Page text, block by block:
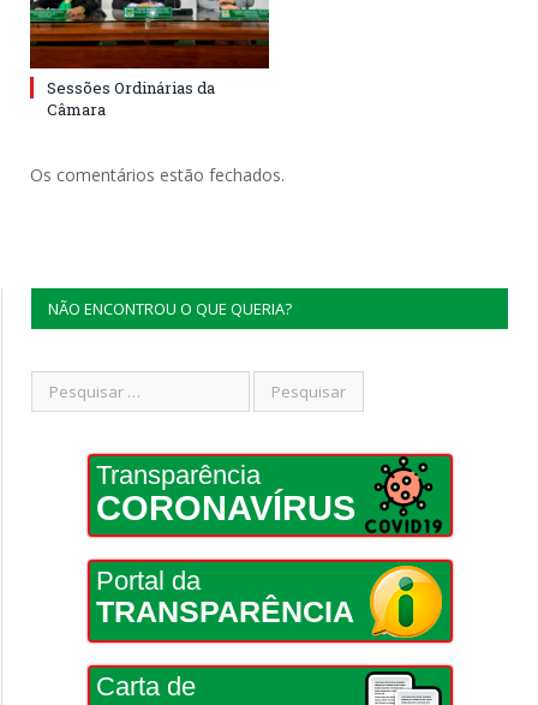
Sessões Ordinárias da
Câmara
Os comentários estão fechados.
NÃO ENCONTROU O QUE QUERIA?
Transparência
CORONAVÍRUS
Portal da
TRANSPARÊNCIA
Carta de